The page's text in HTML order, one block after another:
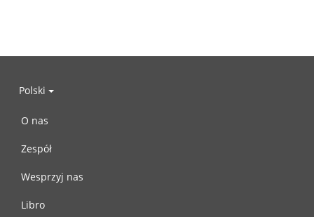
Polski
O nas
Zespół
Wesprzyj nas
Libro